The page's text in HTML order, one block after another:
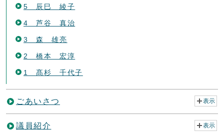
5 辰巳 綾子
4 芦谷 真治
3 森 雄亮
2 橋本 宏淳
1 髙杉 千代子
ごあいさつ 表示
議員紹介 表示